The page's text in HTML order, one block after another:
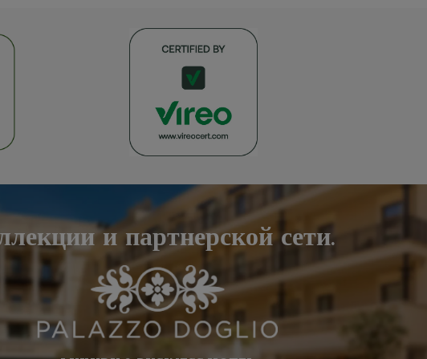
и партнерской сети.